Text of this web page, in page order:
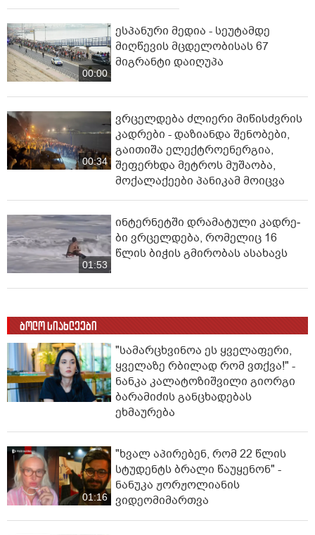
00:22
ჩაქრობის დროს ერთმანეთს ორი
ვერტმფრენი შეეჯახა
00:00
მთავრობა
გადადგა
00:00
ესპანური მედია - სეუტამდე
მიგრანტი დაიღუპა
00:34
ვრცელდება ძლიერი მიწისძვრის
გაითიშა ელექტროენერგია,
შეფერხდა მეტროს მუშაობა,
მოქალაქეები პანიკამ მოიცვა
01:53
ინ­ტერ­ნეტ­ში დრა­მა­ტუ­ლი კად­რე­
ბი ვრცელდება, რომელიც 16
წლის ბიჭის გმირობას ასახავს
ბოლო სიახლეები